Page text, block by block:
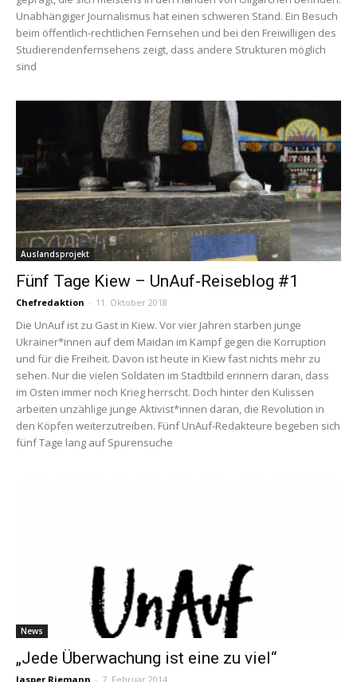
Unabhängiger Journalismus hat einen schweren Stand. Ein Besuch
beim öffentlich-rechtlichen Fernsehen und bei den Freiwilligen des
Studierendenfernsehens zeigt, dass andere Strukturen möglich
sind
Auslandsprojekt
Fünf Tage Kiew – UnAuf-Reiseblog #1
Chefredaktion - 11. Oktober 2018
Die UnAuf ist zu Gast in Kiew. Vor vier Jahren starben junge
Ukrainer*innen auf dem Maidan im Kampf gegen die Korruption
und für die Freiheit. Davon ist heute in Kiew fast nichts mehr zu
sehen. Nur die vielen Soldaten im Stadtbild erinnern daran, dass
im Osten immer noch Krieg herrscht. Doch hinter den Kulissen
arbeiten unzählige junge Aktivist*innen daran, die Revolution in
den Köpfen weiterzutreiben. Fünf UnAuf-Redakteure begeben sich
fünf Tage lang auf Spurensuche
News
„Jede Überwachung ist eine zu viel“
Jasper Riemann - 7. Februar 2014